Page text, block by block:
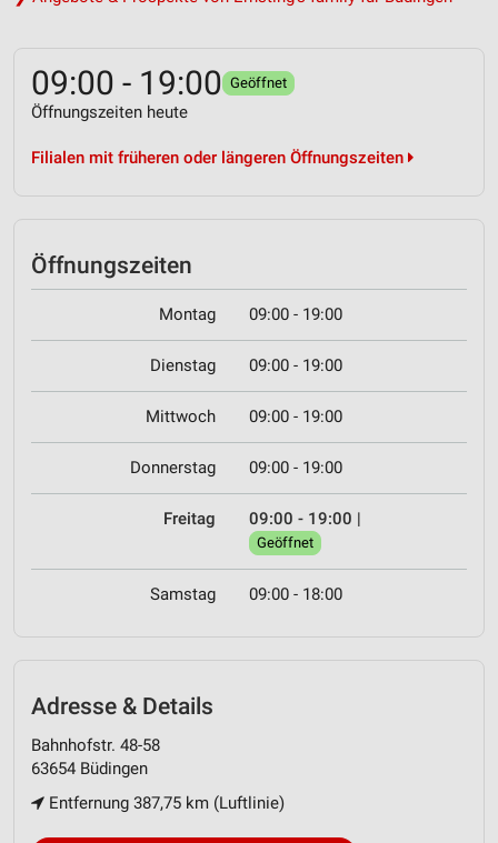
09:00 - 19:00 Geöffnet
Öffnungszeiten heute
Filialen mit früheren oder längeren Öffnungszeiten
Öffnungszeiten
Montag 09:00 - 19:00
Dienstag 09:00 - 19:00
Mittwoch 09:00 - 19:00
Donnerstag 09:00 - 19:00
Freitag 09:00 - 19:00 |
Geöffnet
Samstag 09:00 - 18:00
Adresse & Details
Bahnhofstr. 48-58
63654 Büdingen
Entfernung 387,75 km (Luftlinie)